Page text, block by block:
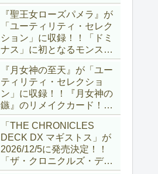
イクが多数収録！！調整版
『墓穴の指名者』や「ドミ
ナス」の少女のカード化な
ど、注目要素が満載ですね
～。【遊戯王OCG】
『聖王女ローズパメラ』が
「ユーティリティ・セレク
ション」に収録！！「ドミ
ナス」に初となるモンスタ
ーが登場！！『聖王の粉
砕』や『列王詩篇』に描か
れていた少女で、実際にこ
の2種を強力にサポートし
ていますね！！【遊戯王
OCG】
『月女神の至天』が「ユー
ティリティ・セレクショ
ン」に収録！！『月女神の
鏃』のリメイクカード！！
選出傾向が読めなくなりま
したが、後攻向けとは言え
無効化範囲の広がった『墓
穴の指名者』はめちゃくち
ゃ強力ですね！？【遊戯王
「THE CHRONICLES
DECK DX マギストス」が
2026/12/5に発売決定！！
「ザ・クロニクルズ・デッ